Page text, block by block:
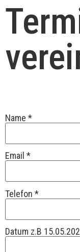
Name *
Email *
Telefon *
Datum z.B